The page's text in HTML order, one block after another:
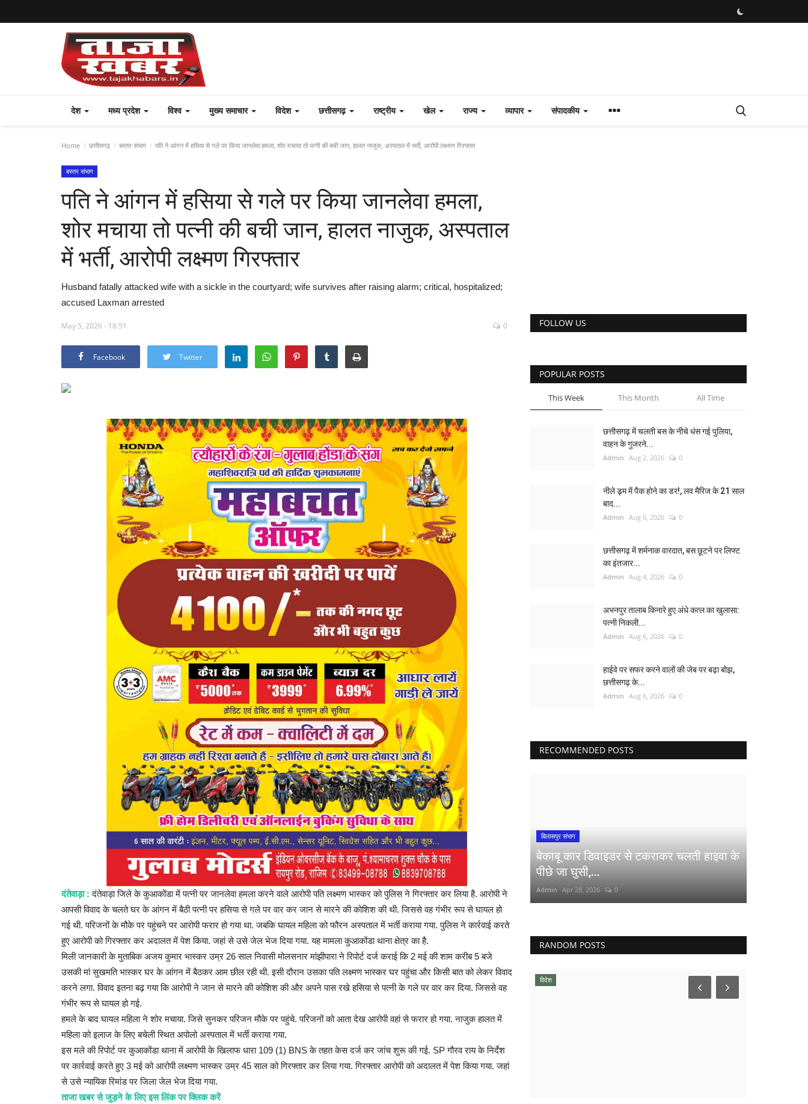
देश मध्य प्रदेश विश्व मुख्य समाचार विदेश छत्तीसगढ़ राष्ट्रीय खेल राज्य व्यापार संपादकीय
Home छत्तीसगढ़ बस्तर संभाग पति ने आंगन में हसिया से गले पर किया जानलेवा हमला, शोर मचाया तो पत्नी की बची जान, हालत नाजुक, अस्पताल में भर्ती, आरोपी लक्ष्मण गिरफ्तार
बस्तर संभाग
पति ने आंगन में हसिया से गले पर किया जानलेवा हमला,
शोर मचाया तो पत्नी की बची जान, हालत नाजुक, अस्पताल
में भर्ती, आरोपी लक्ष्मण गिरफ्तार
Husband fatally attacked wife with a sickle in the courtyard; wife survives after raising alarm; critical, hospitalized;
accused Laxman arrested
May 5, 2026 - 18:51 0
Facebook Twitter
दंतेवाड़ा : दंतेवाड़ा जिले के कुआकोंडा में पत्नी पर जानलेवा हमला करने वाले आरोपी पति लक्ष्मण भास्कर को पुलिस ने गिरफ्तार कर लिया है. आरोपी ने
आपसी विवाद के चलते घर के आंगन में बैठी पत्नी पर हसिया से गले पर वार कर जान से मारने की कोशिश की थी. जिससे वह गंभीर रूप से घायल हो
गई थी. परिजनों के मौके पर पहुंचने पर आरोपी फरार हो गया था. जबकि घायल महिला को फौरन अस्पताल में भर्ती कराया गया. पुलिस ने कार्रवाई करते
हुए आरोपी को गिरफ्तार कर अदालत में पेश किया. जहां से उसे जेल भेज दिया गया. यह मामला कुआकोंडा थाना क्षेत्र का है.
मिली जानकारी के मुताबिक अजय कुमार भास्कर उम्र 26 साल निवासी मोलसनार मांझीपारा ने रिपोर्ट दर्ज कराई कि 2 मई की शाम करीब 5 बजे
उसकी मां सुखमति भास्कर घर के आंगन में बैठकर आम छील रही थी. इसी दौरान उसका पति लक्ष्मण भास्कर घर पहुंचा और किसी बात को लेकर विवाद
करने लगा. विवाद इतना बढ़ गया कि आरोपी ने जान से मारने की कोशिश की और अपने पास रखे हसिया से पत्नी के गले पर वार कर दिया. जिससे वह
गंभीर रूप से घायल हो गई.
हमले के बाद घायल महिला ने शोर मचाया. जिसे सुनकर परिजन मौके पर पहुंचे. परिजनों को आता देख आरोपी वहां से फरार हो गया. नाजुक हालत में
महिला को इलाज के लिए बचेली स्थित अपोलो अस्पताल में भर्ती कराया गया.
इस मले की रिपोर्ट पर कुआकोंडा थाना में आरोपी के खिलाफ धारा 109 (1) BNS के तहत केस दर्ज कर जांच शुरू की गई. SP गौरव राय के निर्देश
पर कार्रवाई करते हुए 3 मई को आरोपी लक्ष्मण भास्कर उम्र 45 साल को गिरफ्तार कर लिया गया. गिरफ्तार आरोपी को अदालत में पेश किया गया. जहां
से उसे न्यायिक रिमांड पर जिला जेल भेज दिया गया.
ताजा खबर से जुड़ने के लिए इस लिंक पर क्लिक करें
FOLLOW US
POPULAR POSTS
This Week This Month All Time
छत्तीसगढ़ में चलती बस के नीचे धंस गई पुलिया,
वाहन के गुजरने...
Admin Aug 2, 2026 0
नीले ड्र्म में पैक होने का डर!, लव मैरिज के 21 साल
बाद...
Admin Aug 6, 2026 0
छत्तीसगढ़ में शर्मनाक वारदात, बस छूटने पर लिफ्ट
का इंतजार...
Admin Aug 4, 2026 0
अभनपुर तालाब किनारे हुए अंधे कत्ल का खुलासा:
पत्नी निकली...
Admin Aug 6, 2026 0
हाईवे पर सफर करने वालों की जेब पर बढ़ा बोझ,
छत्तीसगढ़ के...
Admin Aug 6, 2026 0
RECOMMENDED POSTS
बिलासपुर संभाग
बेकाबू कार डिवाइडर से टकराकर चलती हाइवा के
पीछे जा घुसी,...
Admin Apr 28, 2026 0
RANDOM POSTS
विदेश